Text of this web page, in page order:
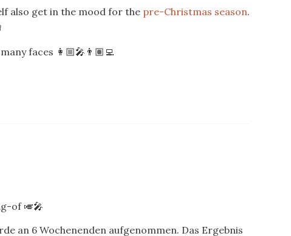
also get in the mood for the pre-Christmas season.
faces 👩🏼‍🎤👨🏽‍💻
of 🎺🎤
an 6 Wochenenden aufgenommen. Das Ergebnis